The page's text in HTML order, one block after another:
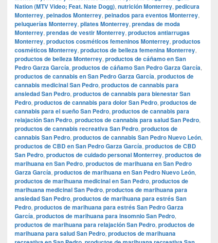
Nation (MTV Video; Feat. Nate Dogg), nutrición Monterrey, pedicura
Monterrey, peinados Monterrey, peinados para eventos Monterrey,
peluquerías Monterrey, pilates Monterrey, prendas de moda
Monterrey, prendas de vestir Monterrey, productos antiarrugas
Monterrey, productos cosméticos femeninos Monterrey, productos
cosméticos Monterrey, productos de belleza femenina Monterrey,
productos de belleza Monterrey, productos de cáñamo en San
Pedro Garza García, productos de cáñamo San Pedro Garza García,
productos de cannabis en San Pedro Garza García, productos de
cannabis medicinal San Pedro, productos de cannabis para
ansiedad San Pedro, productos de cannabis para bienestar San
Pedro, productos de cannabis para dolor San Pedro, productos de
cannabis para el sueño San Pedro, productos de cannabis para
relajación San Pedro, productos de cannabis para salud San Pedro,
productos de cannabis recreativa San Pedro, productos de
cannabis San Pedro, productos de cannabis San Pedro Nuevo León,
productos de CBD en San Pedro Garza García, productos de CBD
San Pedro, productos de cuidado personal Monterrey, productos de
marihuana en San Pedro, productos de marihuana en San Pedro
Garza García, productos de marihuana en San Pedro Nuevo León,
productos de marihuana medicinal en San Pedro, productos de
marihuana medicinal San Pedro, productos de marihuana para
ansiedad San Pedro, productos de marihuana para estrés San
Pedro, productos de marihuana para estrés San Pedro Garza
García, productos de marihuana para insomnio San Pedro,
productos de marihuana para relajación San Pedro, productos de
marihuana para salud San Pedro, productos de marihuana